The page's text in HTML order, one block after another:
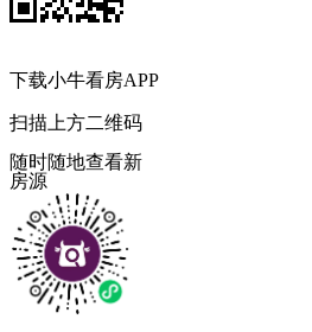
下载小牛看房APP
扫描上方二维码
随时随地查看新
房源